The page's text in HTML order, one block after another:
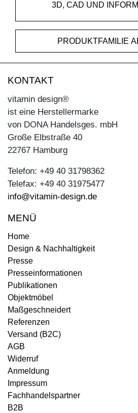
3D, CAD UND
PRODUKTFAMILIE
KONTAKT
vitamin design®
ist eine Herstellermarke
von DONA Handelsges. mbH
Große Elbstraße 40
22767 Hamburg
Telefon: +49 40 31798362
Telefax: +49 40 31975477
info@vitamin-design.de
MENÜ
Home
Design & Nachhaltigkeit
Presse
Presseinformationen
Publikationen
Objektmöbel
Maßgeschneidert
Referenzen
Versand (B2C)
AGB
Widerruf
Anmeldung
Impressum
Fachhandelspartner
B2B